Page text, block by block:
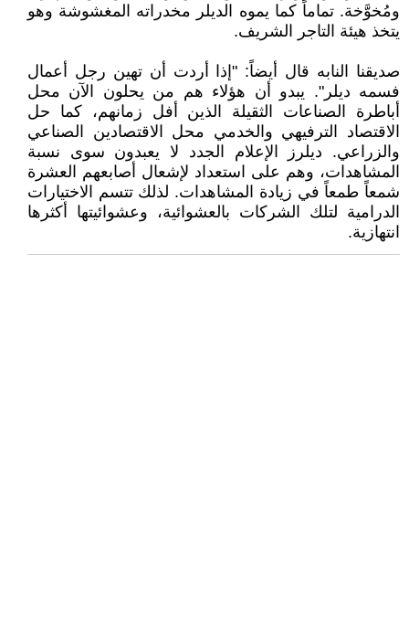
ومُخوَّخة. تماماً كما يموه الديلر مخدراته المغشوشة وهو
يتخذ هيئة التاجر الشريف.
صديقنا النابه قال أيضاً: "إذا أردت أن تهين رجل أعمال
فسمه ديلر". يبدو أن هؤلاء هم من يحلون الآن محل
أباطرة الصناعات الثقيلة الذين أفل زمانهم، كما حل
الاقتصاد الترفيهي والخدمي محل الاقتصادين الصناعي
والزراعي. ديلرز الإعلام الجدد لا يعبدون سوى نسبة
المشاهدات، وهم على استعداد لإشعال أصابعهم العشرة
شمعاً طمعاً في زيادة المشاهدات. لذلك تتسم الاختيارات
الدرامية لتلك الشركات بالعشوائية، وعشوائيتها أكثرها
انتهازية.